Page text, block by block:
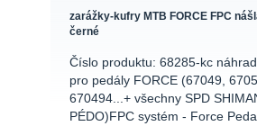
zarážky-kufry MTB FORCE FPC
černé
Číslo produktu: 68285-kc
pro pedály FORCE (67049,
670494...+ všechny SPD
PÉDO)FPC systém - Force